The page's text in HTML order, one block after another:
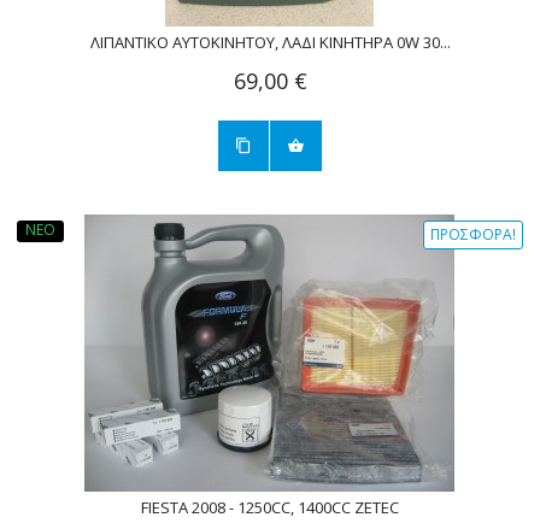
ΛΙΠΑΝΤΙΚΟ ΑΥΤΟΚΙΝΗΤΟΥ, ΛΑΔΙ ΚΙΝΗΤΗΡΑ 0W 30...
69,00 €
ΝΈΟ ΠΡΟΣΦΟΡΆ!
FIESTA 2008 - 1250CC, 1400CC ZETEC